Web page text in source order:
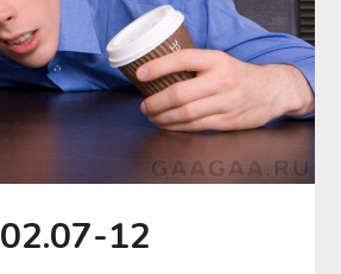
02.07-12